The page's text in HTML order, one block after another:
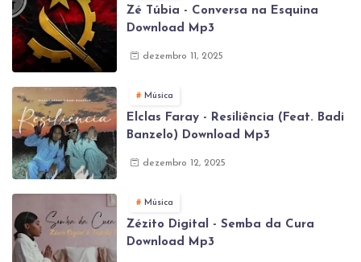
Zé Túbia - Conversa na Esquina
Download Mp3
dezembro 11, 2025
Música
Elclas Faray - Resiliência (Feat. Badi
Banzelo) Download Mp3
dezembro 12, 2025
Música
Zézito Digital - Semba da Cura
Download Mp3